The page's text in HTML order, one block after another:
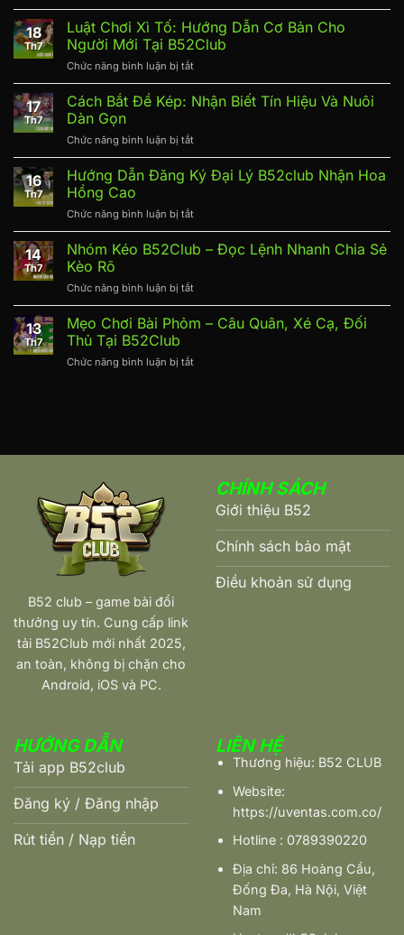
Tại
B52Club
Nuôi
Tụ
Thông
B52Club
Cách
Đánh
Gấp
Thếp
Tính
Vốn
B52Club
18
Th7
Luật Chơi Xì Tố: Hướng Dẫn Cơ Bản Cho
Người Mới Tại B52Club
Chức năng bình luận bị tắt
Luật
Chơi
Dẫn
Cơ
Mới
Tại
17
Th7
Cách Bắt Đề Kép: Nhận Biết Tín Hiệu Và Nuôi
Dàn Gọn
Chức năng bình luận bị tắt
Cách
Bắt
Đề
Biết
Tín
Dàn
Gọn
16
Th7
Hướng Dẫn Đăng Ký Đại Lý B52club Nhận Hoa
Hồng Cao
Chức năng bình luận bị tắt
Hướng
Dẫn
Lý
B52club
14
Th7
Nhóm Kéo B52Club – Đọc Lệnh Nhanh Chia Sẻ
Kèo Rõ
Chức năng bình luận bị tắt
Nhóm
Kéo
Rõ
13
Th7
Mẹo Chơi Bài Phỏm – Câu Quân, Xé Cạ, Đối
Thủ Tại B52Club
Chức năng bình luận bị tắt
Câu
B52 club – game bài đổi
thưởng uy tín. Cung cấp link
tải B52Club mới nhất 2025,
an toàn, không bị chặn cho
Android, iOS và PC.
CHÍNH SÁCH
Giới thiệu B52
Chính sách bảo mật
Điều khoản sử dụng
HƯỚNG DẪN
Tải app B52club
Đăng ký / Đăng nhập
Rút tiền / Nạp tiền
LIÊN HỆ
Thương hiệu: B52 CLUB
Website:
https://uventas.com.co/
Hotline : 0789390220
Địa chỉ: 86 Hoàng Cầu,
Đống Đa, Hà Nội, Việt
Nam